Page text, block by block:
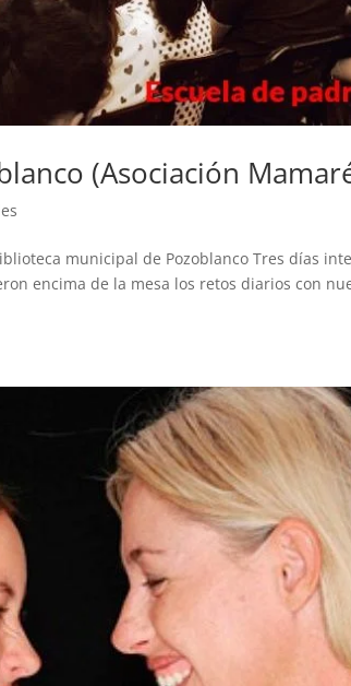
(Asociación
municipal de Pozoblanco Tres días
encima de la mesa los retos diarios con